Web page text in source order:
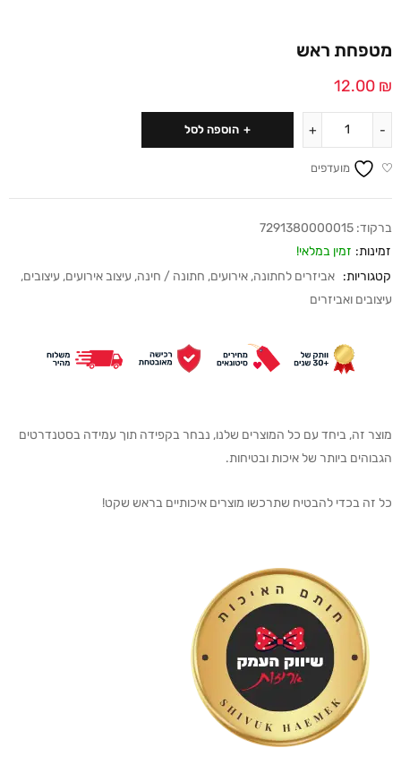
מטפחת ראש
12.00 ₪
הוספה לסל
מועדפים
ברקוד: 7291380000015
זמינות: זמין במלאי!
קטגוריות: אביזרים לחתונה, אירועים, חתונה / חינה, עיצוב אירועים, עיצובים,
עיצובים ואביזרים
מוצר זה, ביחד עם כל המוצרים שלנו, נבחר בקפידה תוך עמידה בסטנדרטים
הגבוהים ביותר של איכות ובטיחות.
כל זה בכדי להבטיח שתרכשו מוצרים איכותיים בראש שקט!